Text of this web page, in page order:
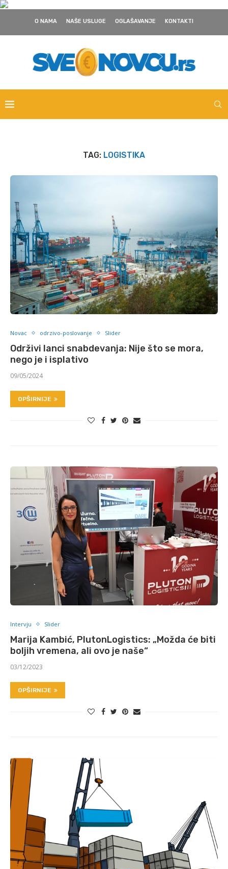
O NAMA NAŠE USLUGE OGLAŠAVANJE KONTAKTI
TAG: LOGISTIKA
Novac odrzivo-poslovanje Slider
Održivi lanci snabdevanja: Nije što se mora,
nego je i isplativo
09/05/2024
OPŠIRNIJE
Intervju Slider
Marija Kambić, PlutonLogistics: „Možda će biti
boljih vremena, ali ovo je naše“
03/12/2023
OPŠIRNIJE